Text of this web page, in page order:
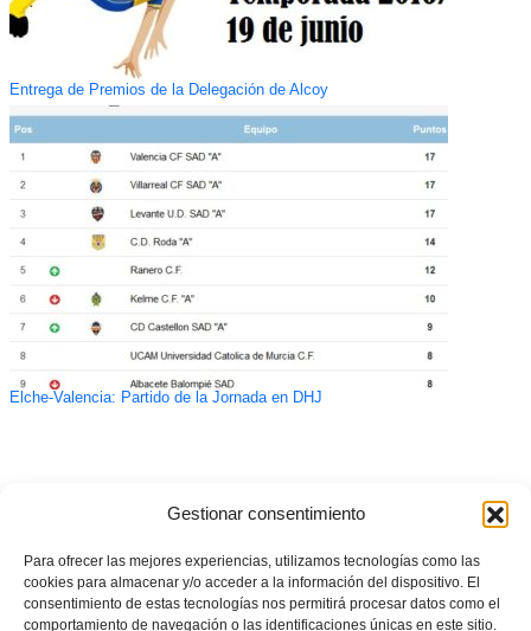
Gestionar consentimiento
Para ofrecer las mejores experiencias, utilizamos tecnologías como las
cookies para almacenar y/o acceder a la información del dispositivo. El
consentimiento de estas tecnologías nos permitirá procesar datos como el
comportamiento de navegación o las identificaciones únicas en este sitio.
Entrega de Premios de la Delegación de Alcoy
Elche-Valencia: Partido de la Jornada en DHJ